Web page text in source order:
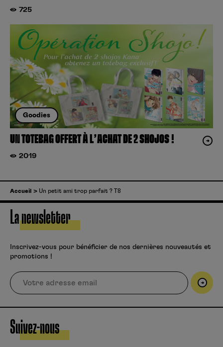
725
Goodies
UN TOTEBAG OFFERT À L’ACHAT DE 2 SHOJOS !
2019
Accueil Un petit ami trop parfait ? T8
La newsletter
Inscrivez-vous pour bénéficier de nos dernières nouveautés et
promotions !
Suivez-nous